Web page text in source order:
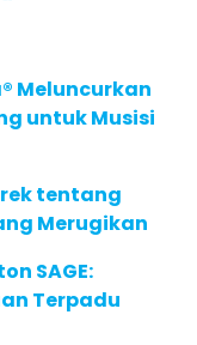
Meluncurkan
untuk Musisi
tentang
Merugikan
SAGE:
Terpadu